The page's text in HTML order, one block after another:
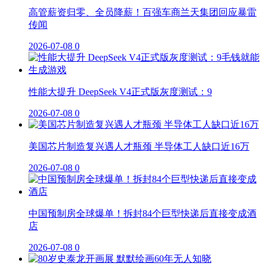
高管薪资归零、全员降薪！百强车商兰天集团回应暴雷
传闻
2026-07-08 0
性能大提升 DeepSeek V4正式版灰度测试：9
2026-07-08 0
美国芯片制造复兴遇人才瓶颈 半导体工人缺口近16万
2026-07-08 0
中国预制房全球爆单！拆封84个巨型快递后直接变成酒
店
2026-07-08 0